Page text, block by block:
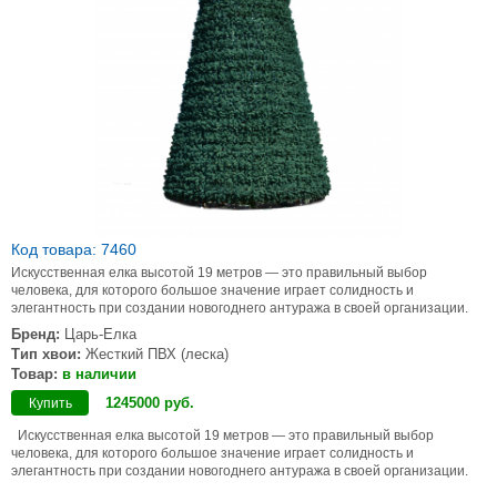
Код товара: 7460
Искусственная елка высотой 19 метров — это правильный выбор
человека, для которого большое значение играет солидность и
элегантность при создании новогоднего антуража в своей организации.
Бренд: Царь-Елка
Тип хвои: Жесткий ПВХ (леска)
Товар: в наличии
Купить 1245000 руб.
Искусственная елка высотой 19 метров — это правильный выбор
человека, для которого большое значение играет солидность и
элегантность при создании новогоднего антуража в своей организации.